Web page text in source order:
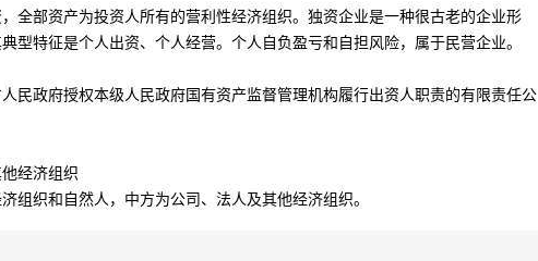
全部资产为投资人所有的营利性经济组织。独资企业是一种很古老的企业形
型特征是个人出资、个人经营。个人自负盈亏和自担风险，属于民营企业。
民政府授权本级人民政府国有资产监督管理机构履行出资人职责的有限责任公
经济组织
组织和自然人，中方为公司、法人及其他经济组织。